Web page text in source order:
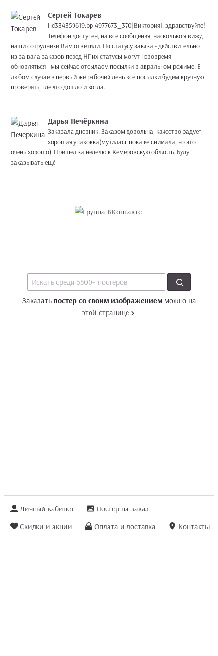
Сергей Токарев
[id334359619:bp-4977673_370|Виктория], здравствуйте!
Телефон доступен, на все сообщения, насколько я вижу,
наши сотрудники Вам ответили. По статусу заказа - действительно
из-за вала заказов перед НГ их статусы могут невовремя
обновляться - мы сейчас отсылаем посылки в авральном режиме. В
любом случае в первый же рабочий день все посылки будем вручную
проверять, где что дошло и когда.
Дарья Печёркина
Заказала дневник. Заказом довольна, качество радует,
хорошая упаковка(мучилась пока её снимала, но это
очень хорошо). Пришёл за неделю в Кемеровскую область. Буду
заказывать ещё
Заказать постер со своим изображением можно на
этой странице
Личный кабинет
Постер на заказ
Скидки и акции
Оплата и доставка
Контакты